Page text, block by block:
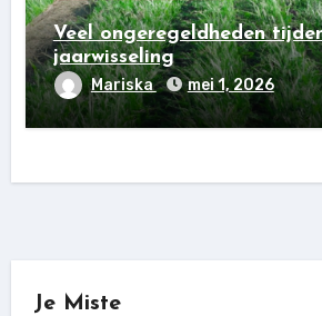
Veel ongeregeldheden
jaarwisseling
Mariska mei 1, 2026
Je Miste